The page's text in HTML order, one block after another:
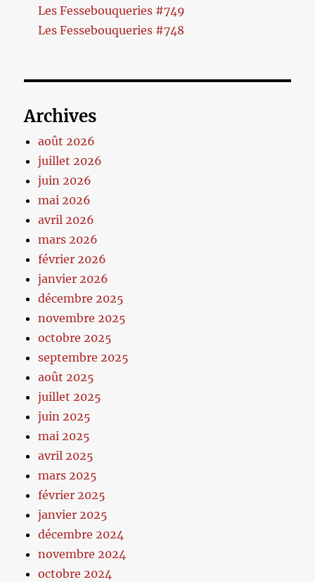
Les Fessebouqueries #749
Les Fessebouqueries #748
Archives
août 2026
juillet 2026
juin 2026
mai 2026
avril 2026
mars 2026
février 2026
janvier 2026
décembre 2025
novembre 2025
octobre 2025
septembre 2025
août 2025
juillet 2025
juin 2025
mai 2025
avril 2025
mars 2025
février 2025
janvier 2025
décembre 2024
novembre 2024
octobre 2024